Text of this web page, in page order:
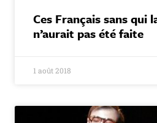
Ces Français sans qui
n’aurait pas été faite
1 août 2018